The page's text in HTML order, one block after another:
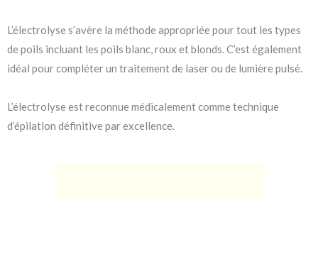
L’électrolyse s’avère la méthode appropriée pour tout les types
de poils incluant les poils blanc, roux et blonds. C’est également
idéal pour compléter un traitement de laser ou de lumière pulsé.
L’électrolyse est reconnue médicalement comme technique
d’épilation définitive par excellence.